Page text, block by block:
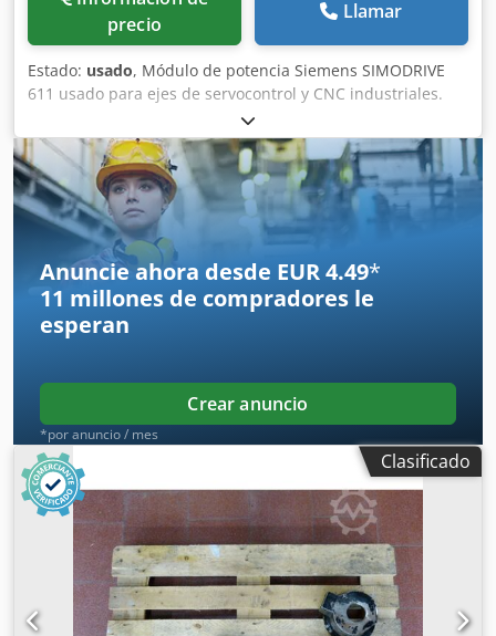
precio
Llamar
Estado: usado, Módulo de potencia Siemens SIMODRIVE
611 usado para ejes de servocontrol y CNC industriales.
Credszr T Dqspfx Ad Sef Fabricante: Siemens Serie:
SIMODRIVE 611 Tipo de producto: Módulo de potencia
Modelo: 6SN1123-1AB00-0AA1 Área de aplicación:
Tecnología de accionamiento CNC Diseño: Sistema
modular Tipo de montaje: Montaje en armario eléctrico
Refrigeración: Refrigeración por aire Estado: Usado
Anuncie ahora desde EUR 4.49*
11 millones de compradores le
esperan
Crear anuncio
*por anuncio / mes
Clasificado